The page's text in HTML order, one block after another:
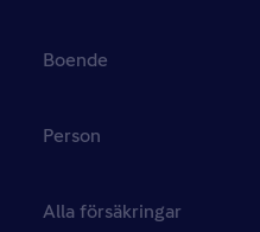
Boende
Person
Alla försäkringar